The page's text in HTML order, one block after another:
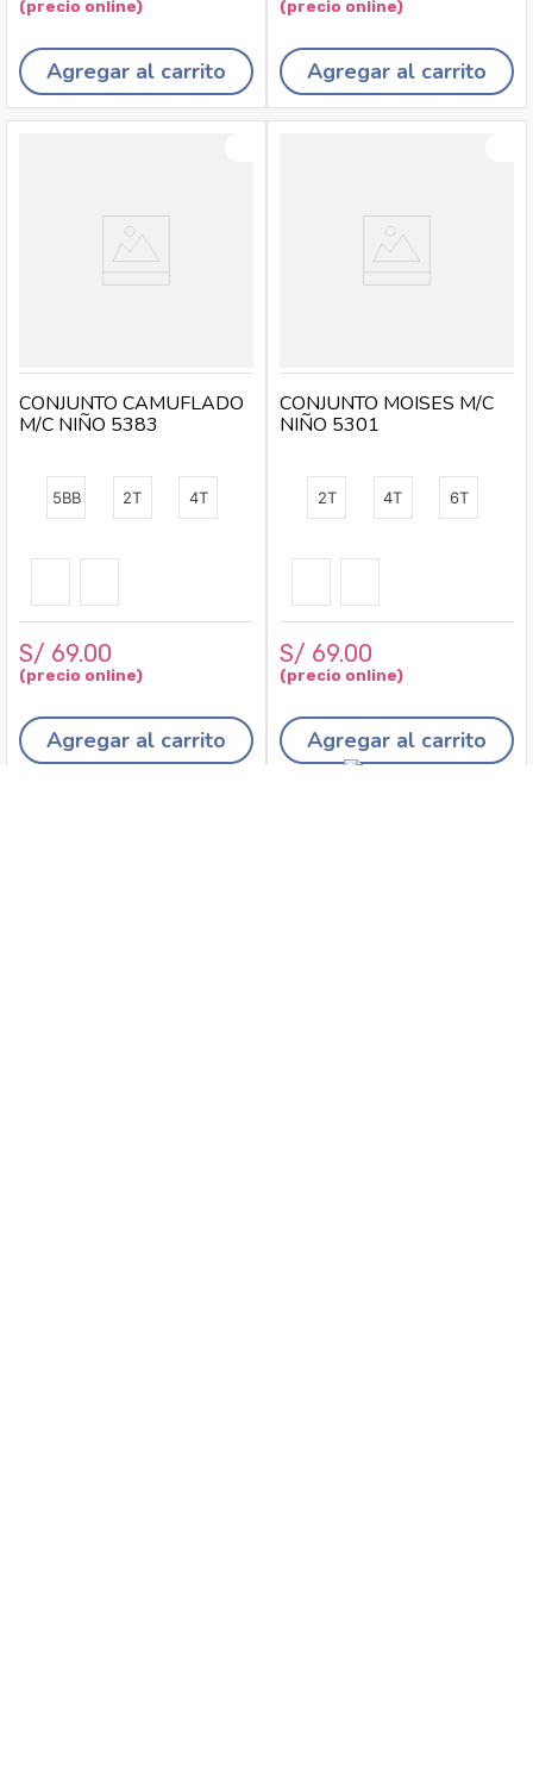
Agregar al carrito Agregar al carrito
5BB 2T 4T
CONJUNTO CAMUFLADO
M/C NIÑO 5383
S/ 69.00
Agregar al carrito
2T 4T 6T
CONJUNTO MOISES M/C
NIÑO 5301
S/ 69.00
Agregar al carrito